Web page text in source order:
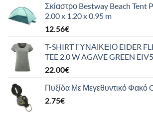
Σκίαστρο Bestway Beach Tent
2.00 x 1.20 x 0.95 m
12.56€
T-SHIRT ΓΥΝΑΙΚΕΙΟ EIDER
TEE 2.0 W AGAVE GREEN
22.00€
Πυξίδα Με Μεγεθυντικό Φακό
2.75€